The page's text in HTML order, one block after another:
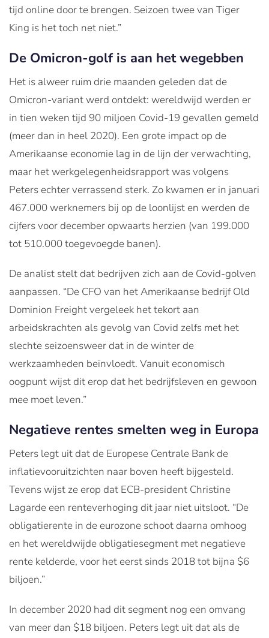
tijd online door te brengen. Seizoen twee van Tiger
King is het toch net niet.”
De Omicron-golf is aan het wegebben
Het is alweer ruim drie maanden geleden dat de
Omicron-variant werd ontdekt: wereldwijd werden er
in tien weken tijd 90 miljoen Covid-19 gevallen gemeld
(meer dan in heel 2020). Een grote impact op de
Amerikaanse economie lag in de lijn der verwachting,
maar het werkgelegenheidsrapport was volgens
Peters echter verrassend sterk. Zo kwamen er in januari
467.000 werknemers bij op de loonlijst en werden de
cijfers voor december opwaarts herzien (van 199.000
tot 510.000 toegevoegde banen).
De analist stelt dat bedrijven zich aan de Covid-golven
aanpassen. “De CFO van het Amerikaanse bedrijf Old
Dominion Freight vergeleek het tekort aan
arbeidskrachten als gevolg van Covid zelfs met het
slechte seizoensweer dat in de winter de
werkzaamheden beïnvloedt. Vanuit economisch
oogpunt wijst dit erop dat het bedrijfsleven en gewoon
mee moet leven.”
Negatieve rentes smelten weg in Europa
Peters legt uit dat de Europese Centrale Bank de
inflatievooruitzichten naar boven heeft bijgesteld.
Tevens wijst ze erop dat ECB-president Christine
Lagarde een renteverhoging dit jaar niet uitsloot. “De
obligatierente in de eurozone schoot daarna omhoog
en het wereldwijde obligatiesegment met negatieve
rente kelderde, voor het eerst sinds 2018 tot bijna $6
biljoen.”
In december 2020 had dit segment nog een omvang
van meer dan $18 biljoen. Peters legt uit dat als de